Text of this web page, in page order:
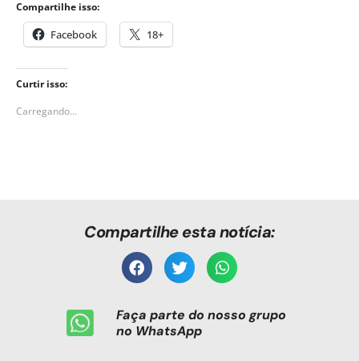
Compartilhe isso:
Facebook 18+
Curtir isso:
Carregando...
Compartilhe esta notícia:
Faça parte do nosso grupo
no WhatsApp